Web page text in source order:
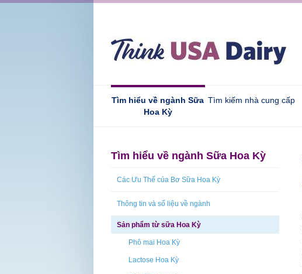
Tìm hiểu về ngành Sữa
Hoa Kỳ
Tìm kiếm nhà cung cấp
Tìm hiểu về ngành Sữa Hoa Kỳ
Các Ưu Thế của Bơ Sữa Hoa Kỳ
Thông tin và số liệu về ngành
Sản phẩm từ sữa Hoa Kỳ
Phô mai Hoa Kỳ
Lactose Hoa Kỳ